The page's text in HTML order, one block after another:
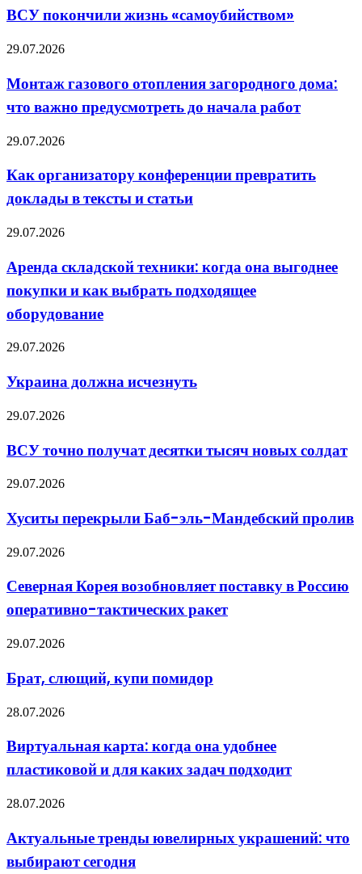
по
голове
командиров
ВСУ
«самоубийством»
ВСУ покончили жизнь «самоубийством»
Монтаж
отопления
загородного
дома:
важно
предусмотреть
начала
работ
29.07.2026
Монтаж газового отопления загородного дома:
что важно предусмотреть до начала работ
Как
конференции
превратить
доклады
тексты
29.07.2026
Как организатору конференции превратить
доклады в тексты и статьи
Аренда
техники:
когда
она
покупки
как
подходящее
оборудование
29.07.2026
Аренда складской техники: когда она выгоднее
покупки и как выбрать подходящее
оборудование
Украина
исчезнуть
29.07.2026
Украина должна исчезнуть
ВСУ
получат
десятки
новых
29.07.2026
ВСУ точно получат десятки тысяч новых солдат
Хуситы
Баб-
эль-
пролив
29.07.2026
Хуситы перекрыли Баб-эль-Мандебский пролив
Северная
возобновляет
поставку
в
оперативно-
29.07.2026
Северная Корея возобновляет поставку в Россию
оперативно-тактических ракет
Брат,
купи
помидор
29.07.2026
Брат, слющий, купи помидор
Виртуальная
когда
она
удобнее
и
задач
подходит
28.07.2026
Виртуальная карта: когда она удобнее
пластиковой и для каких задач подходит
Актуальные
ювелирных
украшений:
что
28.07.2026
Актуальные тренды ювелирных украшений: что
выбирают сегодня